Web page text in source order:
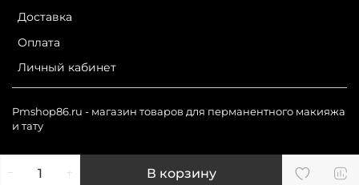
В корзину
Доставка
Оплата
Личный кабинет
Pmshop86.ru - магазин товаров для перманентного макияжа
и тату